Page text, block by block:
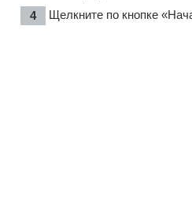
Щелкните по кнопке